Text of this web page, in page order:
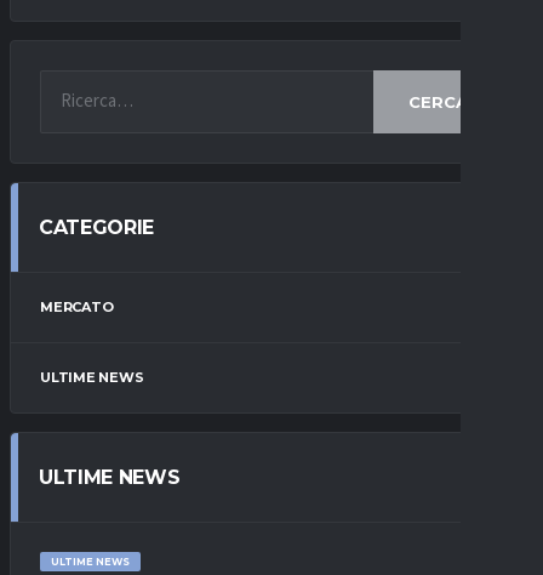
CERCA
CATEGORIE
MERCATO
ULTIME NEWS
ULTIME NEWS
ULTIME NEWS